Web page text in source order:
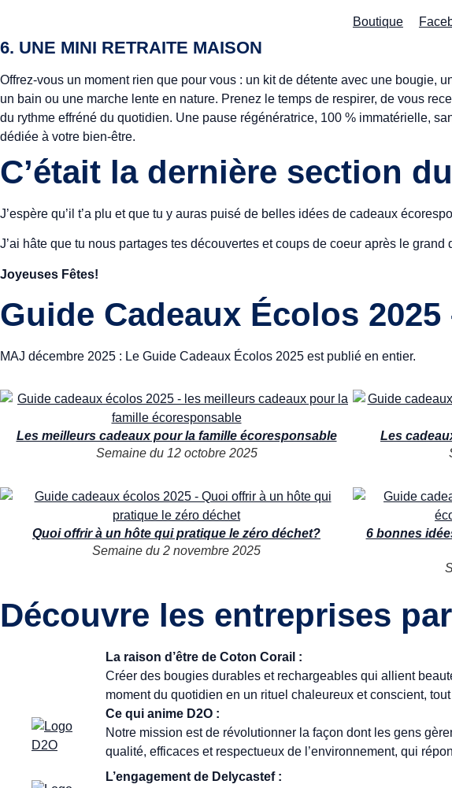
Boutique
6. UNE MINI RETRAITE MAISON
Offrez-vous un moment rien que pour vous : un kit de détente avec une bougie,
un bain ou une marche lente en nature. Prenez le temps de respirer, de vous
du rythme effréné du quotidien. Une pause régénératrice, 100 % immatérielle,
dédiée à votre bien-être.
C’était la dernière section
J’espère qu’il t’a plu et que tu y auras puisé de belles idées de cadeaux
J’ai hâte que tu nous partages tes découvertes et coups de coeur après le grand
Joyeuses Fêtes!
Guide Cadeaux Écolos
MAJ décembre 2025 : Le Guide Cadeaux Écolos 2025 est publié en entier.
Les meilleurs cadeaux pour la famille écoresponsable
Semaine du 12 octobre 2025
Les
Quoi offrir à un hôte qui pratique le zéro déchet?
Semaine du 2 novembre 2025
6 bonnes
Découvre les entreprises
La raison d’être de Coton Corail :
Créer des bougies durables et rechargeables qui allient
moment du quotidien en un rituel chaleureux et conscient,
Ce qui anime D2O :
Notre mission est de révolutionner la façon dont les gens
qualité, efficaces et respectueux de l’environnement, qui
L’engagement de Delycastef :